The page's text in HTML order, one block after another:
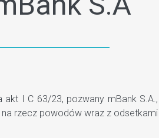
I C 63/23, pozwany mBank
rzecz powodów wraz z